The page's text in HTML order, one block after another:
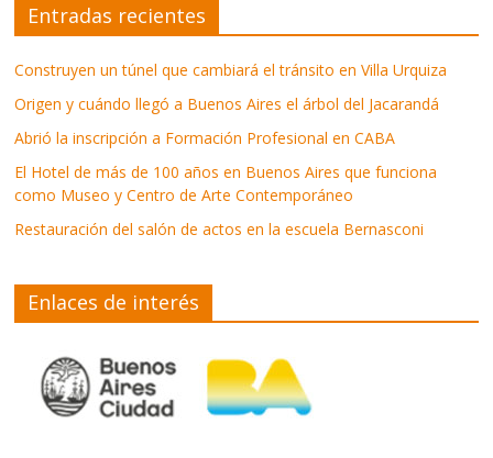
Entradas recientes
Construyen un túnel que cambiará el tránsito en Villa Urquiza
Origen y cuándo llegó a Buenos Aires el árbol del Jacarandá
Abrió la inscripción a Formación Profesional en CABA
El Hotel de más de 100 años en Buenos Aires que funciona
como Museo y Centro de Arte Contemporáneo
Restauración del salón de actos en la escuela Bernasconi
Enlaces de interés